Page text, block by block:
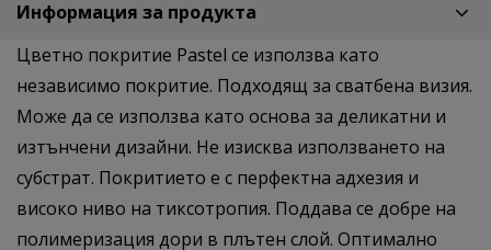
Информация за продукта
Цветно покритие Pastel се използва като
независимо покритие. Подходящ за сватбена визия.
Може да се използва като основа за деликатни и
изтънчени дизайни. Не изисква използването на
субстрат. Покритието е с перфектна адхезия и
високо ниво на тиксотропия. Поддава се добре на
полимеризация дори в плътен слой. Оптимално